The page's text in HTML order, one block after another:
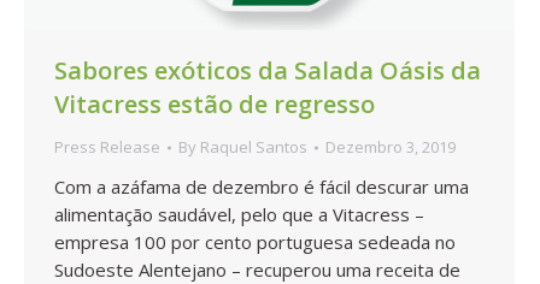
Sabores exóticos da Salada Oásis da
Vitacress estão de regresso
Press Release By Raquel Santos Dezembro 3, 2019
Com a azáfama de dezembro é fácil descurar uma
alimentação saudável, pelo que a Vitacress –
empresa 100 por cento portuguesa sedeada no
Sudoeste Alentejano – recuperou uma receita de